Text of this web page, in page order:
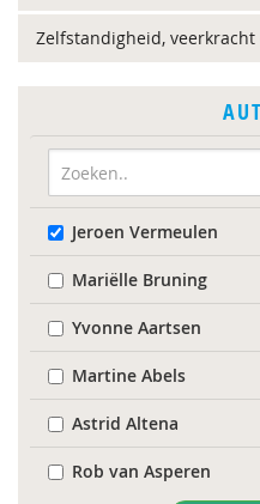
Zelfstandigheid,
Jeroen Vermeulen
Mariëlle Bruning
Yvonne Aartsen
Martine Abels
Astrid Altena
Rob van Asperen